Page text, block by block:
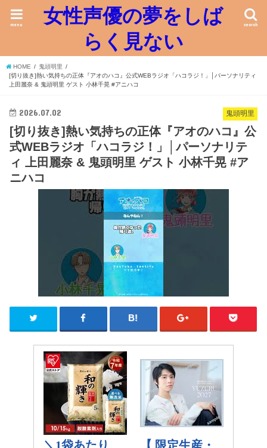
女性声優の夢をしば
らく見ない
search
menu
HOME
鬼頭明里
[切り抜き]熱い気持ちの正体『アオのハコ』公式WEBラジオ「ハコラジ！」│パーソナリティ
上田麗奈 & 鬼頭明里 ゲスト 小林千晃 #アニハコ
鬼頭明里
2026.07.02
[切り抜き]熱い気持ちの正体『アオのハコ』公
式WEBラジオ「ハコラジ！」│パーソナリテ
ィ 上田麗奈 & 鬼頭明里 ゲスト 小林千晃 #ア
ニハコ